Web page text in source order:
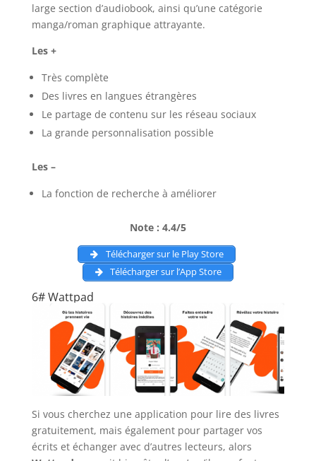
large section d’audiobook, ainsi qu’une catégorie
manga/roman graphique attrayante.
Les +
Très complète
Des livres en langues étrangères
Le partage de contenu sur les réseau sociaux
La grande personnalisation possible
Les –
La fonction de recherche à améliorer
Note : 4.4/5
Télécharger sur le Play Store
Télécharger sur l’App Store
6# Wattpad
Si vous cherchez une application pour lire des livres
gratuitement, mais également pour partager vos
écrits et échanger avec d’autres lecteurs, alors